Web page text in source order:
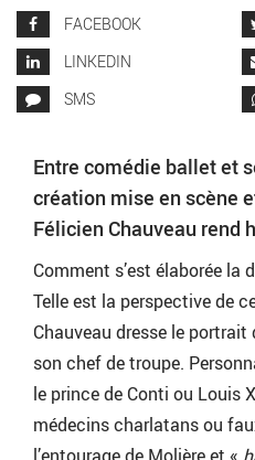
FACEBOOK
LINKEDIN
SMS
Entre comédie ballet et
création mise en scène
Félicien Chauveau rend
Comment s’est élaborée la
Telle est la perspective de
Chauveau dresse le portrait
son chef de troupe.
le prince de Conti ou Louis
médecins charlatans ou